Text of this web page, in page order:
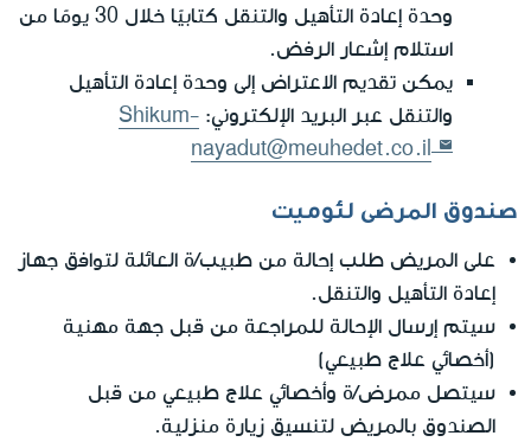
وحدة إعادة التأهيل والتنقل كتابيًا خلال 30 يومًا من
استلام إشعار الرفض.
يمكن تقديم الاعتراض إلى وحدة إعادة التأهيل
والتنقل عبر البريد الإلكتروني: Shikum-
nayadut@meuhedet.co.il
صندوق المرضى لئوميت
على المريض طلب إحالة من طبيب/ة العائلة لتوافق جهاز
إعادة التأهيل والتنقل.
سيتم إرسال الإحالة للمراجعة من قبل جهة مهنية
(أخصائي علاج طبيعي)
سيتصل ممرض/ة وأخصائي علاج طبيعي من قبل
الصندوق بالمريض لتنسيق زيارة منزلية.